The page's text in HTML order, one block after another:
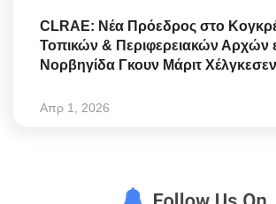
CLRAE: Νέα Πρόεδρος στο
Τοπικών & Περιφερειακών Αρχών
Νορβηγίδα Γκουν Μάριτ Χέλγκεσεν
Απρ 1, 2026